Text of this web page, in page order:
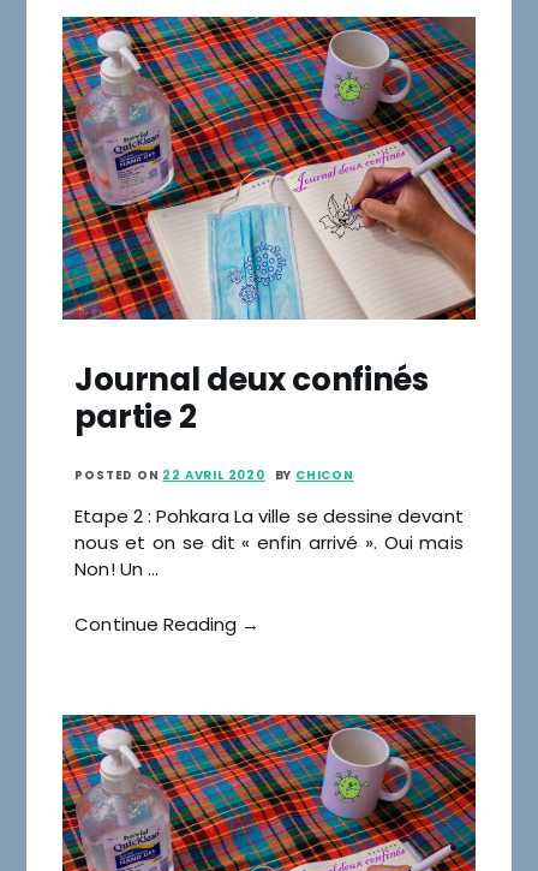
Journal deux confinés
partie 2
POSTED ON 22 AVRIL 2020 BY CHICON
Etape 2 : Pohkara La ville se dessine devant
nous et on se dit « enfin arrivé ». Oui mais
Non! Un …
Continue Reading →